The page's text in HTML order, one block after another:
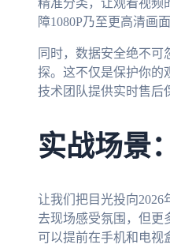
精准分类，让观看视频
障1080P乃至更高清画
同时，数据安全绝不
探。这不仅是保护你的
技术团队提供实时售后
实战场景
让我们把目光投向
去现场感受氛围，但更
可以提前在手机和电视